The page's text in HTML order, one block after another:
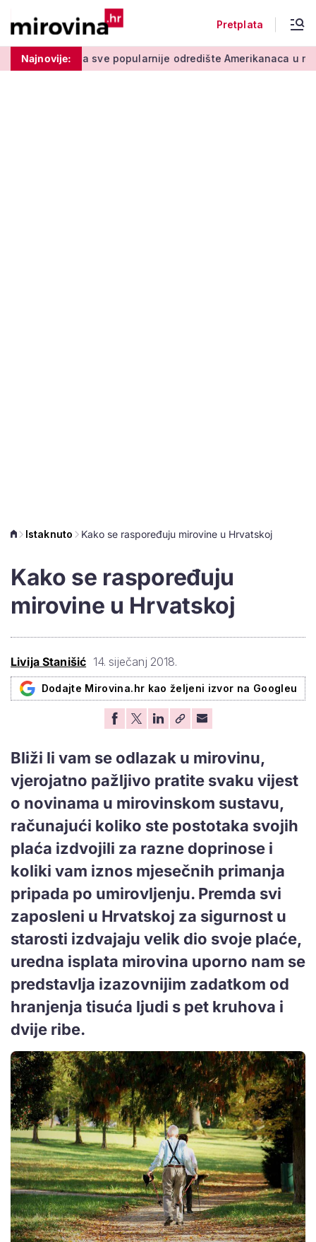
Pretplata
Najnovije:
sve popularnije odredište Amerikanaca u mirovini: Pruža
Istaknuto Kako se raspoređuju mirovine u Hrvatskoj
Kako se raspoređuju
mirovine u Hrvatskoj
Livija Stanišić 14. siječanj 2018.
Dodajte Mirovina.hr kao željeni izvor na Googleu
Bliži li vam se odlazak u mirovinu,
vjerojatno pažljivo pratite svaku vijest
o novinama u mirovinskom sustavu,
računajući koliko ste postotaka svojih
plaća izdvojili za razne doprinose i
koliki vam iznos mjesečnih primanja
pripada po umirovljenju. Premda svi
zaposleni u Hrvatskoj za sigurnost u
starosti izdvajaju velik dio svoje plaće,
uredna isplata mirovina uporno nam se
predstavlja izazovnijim zadatkom od
hranjenja tisuća ljudi s pet kruhova i
dvije ribe.